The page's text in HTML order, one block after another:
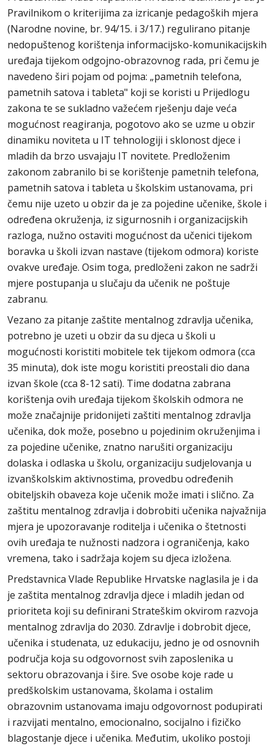
Pravilnikom o kriterijima za izricanje pedagoških mjera
(Narodne novine, br. 94/15. i 3/17.) regulirano pitanje
nedopuštenog korištenja informacijsko-komunikacijskih
uređaja tijekom odgojno-obrazovnog rada, pri čemu je
navedeno širi pojam od pojma: „pametnih telefona,
pametnih satova i tableta" koji se koristi u Prijedlogu
zakona te se sukladno važećem rješenju daje veća
mogućnost reagiranja, pogotovo ako se uzme u obzir
dinamiku noviteta u IT tehnologiji i sklonost djece i
mladih da brzo usvajaju IT novitete. Predloženim
zakonom zabranilo bi se korištenje pametnih telefona,
pametnih satova i tableta u školskim ustanovama, pri
čemu nije uzeto u obzir da je za pojedine učenike, škole i
određena okruženja, iz sigurnosnih i organizacijskih
razloga, nužno ostaviti mogućnost da učenici tijekom
boravka u školi izvan nastave (tijekom odmora) koriste
ovakve uređaje. Osim toga, predloženi zakon ne sadrži
mjere postupanja u slučaju da učenik ne poštuje
zabranu.
Vezano za pitanje zaštite mentalnog zdravlja učenika,
potrebno je uzeti u obzir da su djeca u školi u
mogućnosti koristiti mobitele tek tijekom odmora (cca
35 minuta), dok iste mogu koristiti preostali dio dana
izvan škole (cca 8-12 sati). Time dodatna zabrana
korištenja ovih uređaja tijekom školskih odmora ne
može značajnije pridonijeti zaštiti mentalnog zdravlja
učenika, dok može, posebno u pojedinim okruženjima i
za pojedine učenike, znatno narušiti organizaciju
dolaska i odlaska u školu, organizaciju sudjelovanja u
izvanškolskim aktivnostima, provedbu određenih
obiteljskih obaveza koje učenik može imati i slično. Za
zaštitu mentalnog zdravlja i dobrobiti učenika najvažnija
mjera je upozoravanje roditelja i učenika o štetnosti
ovih uređaja te nužnosti nadzora i ograničenja, kako
vremena, tako i sadržaja kojem su djeca izložena.
Predstavnica Vlade Republike Hrvatske naglasila je i da
je zaštita mentalnog zdravlja djece i mladih jedan od
prioriteta koji su definirani Strateškim okvirom razvoja
mentalnog zdravlja do 2030. Zdravlje i dobrobit djece,
učenika i studenata, uz edukaciju, jedno je od osnovnih
područja koja su odgovornost svih zaposlenika u
sektoru obrazovanja i šire. Sve osobe koje rade u
predškolskim ustanovama, školama i ostalim
obrazovnim ustanovama imaju odgovornost podupirati
i razvijati mentalno, emocionalno, socijalno i fizičko
blagostanje djece i učenika. Međutim, ukoliko postoji